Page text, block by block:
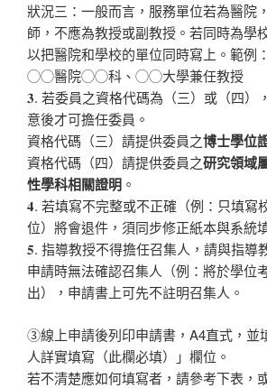
狀況三：一般而言，服務單位若為醫院
師，不應為教授或副教授。若同時為學
以把醫院和學校的單位同時寫上。範
◯◯醫院◯◯科、◯◯大學兼任教授
𝟑. 若委員之資格代碼為（三）或（四）
意後才可擔任委員。
資格代碼（三）請提供委員之博士學位
資格代碼（四）請提供委員之研究領域
性學科相關證明 。
𝟒. 若填寫不完整或不正確（例：只填寫
位）將會退件，須同步修正紙本與系統
𝟓. 指導教授不得擔任召集人，請與指導
申請時無法確認召集人（例：將於學位
出），申請書上可先不註明召集人。
③線上申請後列印申請書，A4直式，並
人詳實填寫（此欄必填）」欄位。
若不清楚應如何填寫者，請參考下表，